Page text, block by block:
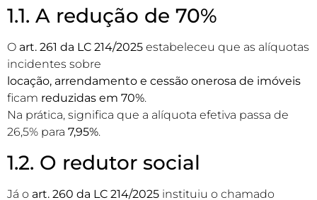
1.1. A redução de 70%
O art. 261 da LC 214/2025 estabeleceu que as alíquotas
incidentes sobre
locação, arrendamento e cessão onerosa de imóveis
ficam reduzidas em 70%.
Na prática, significa que a alíquota efetiva passa de
26,5% para 7,95%.
1.2. O redutor social
Já o art. 260 da LC 214/2025 instituiu o chamado